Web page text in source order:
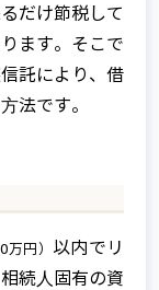
だけ節税して
ます。そこで
託により、借
法です。
万円） 以内でリ
続⼈固有の資